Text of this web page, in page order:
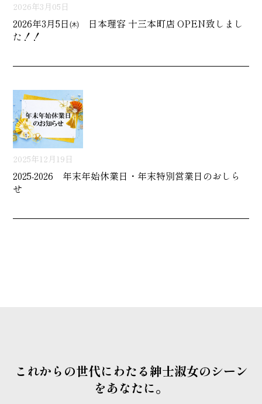
2026年3月05日
2026年3月5日㈭ 日本理容 十三本町店 OPEN致しまし
た！！
2025年12月19日
2025-2026 年末年始休業日・年末特別営業日のおしら
せ
これからの世代にわたる紳士淑女のシーン
をあなたに。